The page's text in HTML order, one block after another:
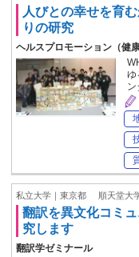
人びとの幸せを育
りの研究
ヘルスプロモーション（健
ゆ
私立大学｜東京都 順天堂大
翻訳を異文化コミ
究します
翻訳学ゼミナール